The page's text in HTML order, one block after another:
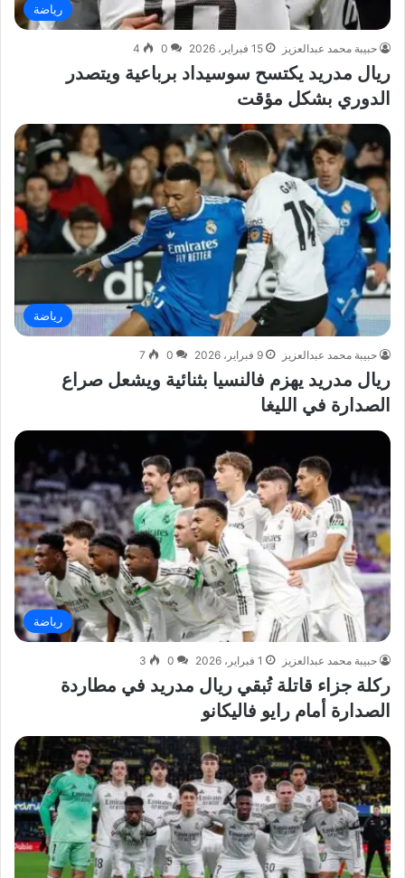
رياضة
حبيبة محمد عبدالعزيز 15 فبراير، 2026 0
4
ريال مدريد يكتسح سوسيداد برباعية ويتصدر
الدوري بشكل مؤقت
رياضة
حبيبة محمد عبدالعزيز 9 فبراير، 2026 0
7
ريال مدريد يهزم فالنسيا بثنائية ويشعل صراع
الصدارة في الليغا
رياضة
حبيبة محمد عبدالعزيز 1 فبراير، 2026 0
3
ركلة جزاء قاتلة تُبقي ريال مدريد في مطاردة
الصدارة أمام رايو فاليكانو